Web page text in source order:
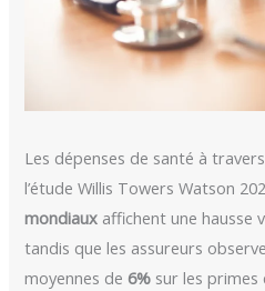
Les dépenses de santé à
l’étude Willis Towers Watson
mondiaux affichent une hausse
tandis que les assureurs
moyennes de 6% sur les primes